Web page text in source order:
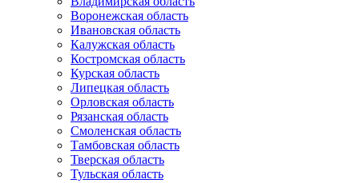
Воронежская область
Ивановская область
Калужская область
Костромская область
Курская область
Липецкая область
Орловская область
Рязанская область
Смоленская область
Тамбовская область
Тверская область
Тульская область